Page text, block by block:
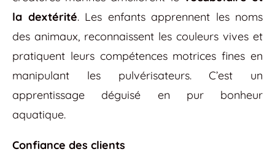
la dextérité. Les enfants apprennent les noms
des animaux, reconnaissent les couleurs vives et
pratiquent leurs compétences motrices fines en
manipulant les pulvérisateurs. C’est un
apprentissage déguisé en pur bonheur
aquatique.
Confiance des clients